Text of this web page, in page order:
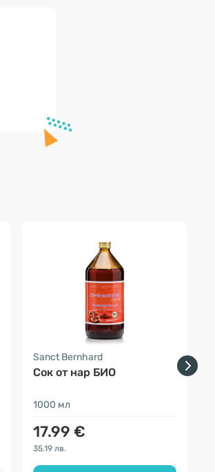
Sanct Bernhard
Сок от нар БИО
1000 мл
17.99 €
35.19 лв.